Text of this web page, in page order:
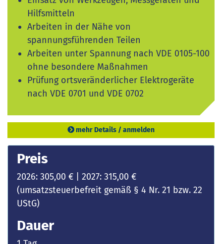
Hilfsmitteln
Arbeiten in der Nähe von
spannungsführenden Teilen
Arbeiten unter Spannung nach VDE 0105-100
ohne besondere Maßnahmen
Prüfung ortsveränderlicher Elektrogeräte
nach VDE 0701 und VDE 0702
mehr Details / anmelden
Preis
2026: 305,00 € | 2027: 315,00 €
(umsatzsteuerbefreit gemäß § 4 Nr. 21 bzw. 22
UStG)
Dauer